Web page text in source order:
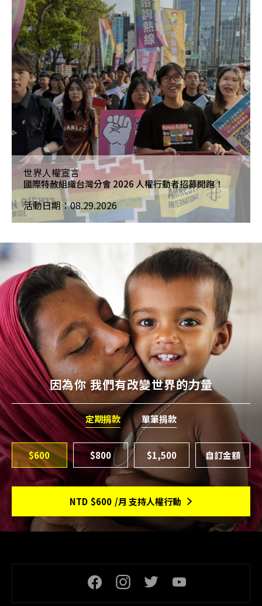
世界人權宣言
國際特赦組織台灣分會 2026 人權行動者招募開跑！
活動日期：08.29.2026
因為你 我們有改變世界的力量
定期捐款 單筆捐款
$600 $800 $1,500
NTD $600 /月 支持人權行動
頁尾社交連結